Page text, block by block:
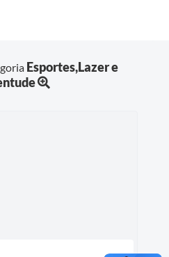
Esportes,Lazer e